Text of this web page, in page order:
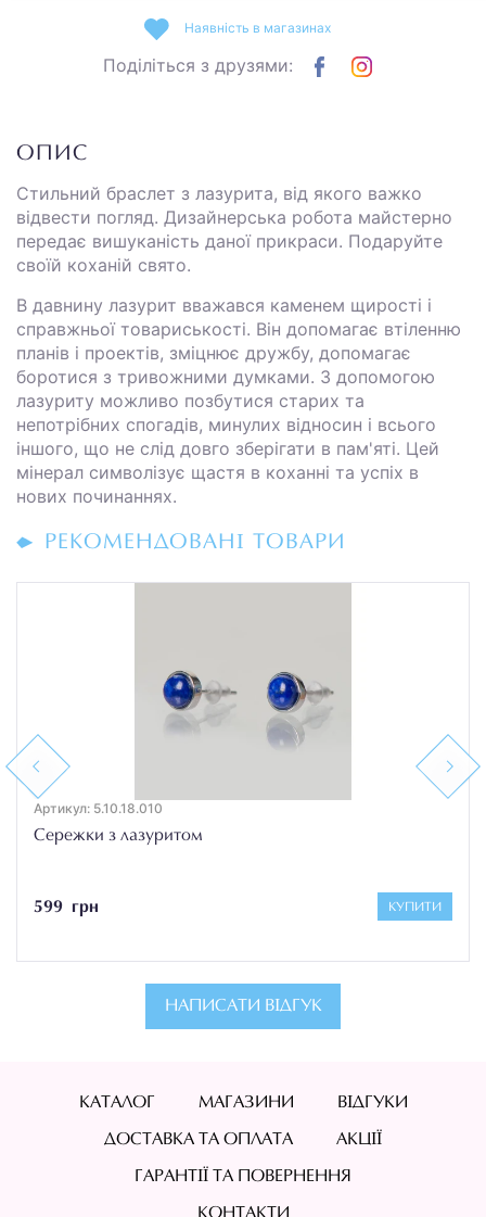
Наявність в магазинах
Поділіться з друзями:
ОПИС
Стильний браслет з лазурита, від якого важко
відвести погляд. Дизайнерська робота майстерно
передає вишуканість даної прикраси. Подаруйте
своїй коханій свято.
В давнину лазурит вважався каменем щирості і
справжньої товариськості. Він допомагає втіленню
планів і проектів, зміцнює дружбу, допомагає
боротися з тривожними думками. З допомогою
лазуриту можливо позбутися старих та
непотрібних спогадів, минулих відносин і всього
іншого, що не слід довго зберігати в пам'яті. Цей
мінерал символізує щастя в коханні та успіх в
нових починаннях.
РЕКОМЕНДОВАНІ ТОВАРИ
Previous
Артикул: 5.10.18.010
Сережки з лазуритом
599 грн КУПИТИ
Next
НАПИСАТИ ВІДГУК
КАТАЛОГ МАГАЗИНИ ВІДГУКИ
ДОСТАВКА ТА ОПЛАТА АКЦІЇ
ГАРАНТІЇ ТА ПОВЕРНЕННЯ
КОНТАКТИ